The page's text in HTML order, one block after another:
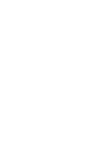
hoch.
und mit
Budgets
und